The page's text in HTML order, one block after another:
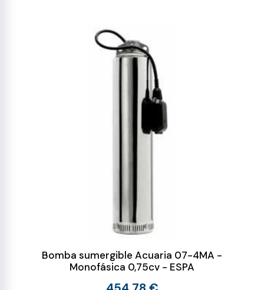
Bomba sumergible Acuaria 07-4MA -
Monofásica 0,75cv - ESPA